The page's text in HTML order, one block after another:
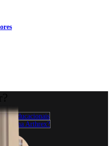
educacionais
novo na Arthrex?